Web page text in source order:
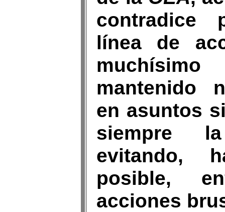
contradice
línea de
mantenido
en asuntos
siempre
evitando,
posible,
acciones